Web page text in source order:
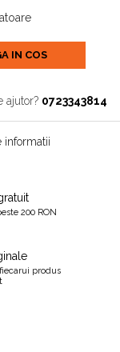
IN COS
ajutor? 0723343814
informatii
200 RON
produs